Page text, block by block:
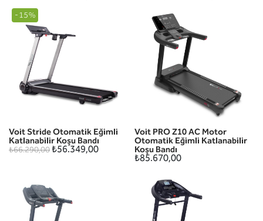
-15%
Voit Stride Otomatik Eğimli
Katlanabilir Koşu Bandı
₺66.290,00₺56.349,00
Voit PRO Z10 AC Motor
Otomatik Eğimli Katlanabilir
Koşu Bandı
₺85.670,00